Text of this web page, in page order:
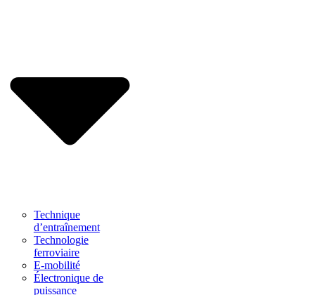
Technique
d’entraînement
Technologie
ferroviaire
E-mobilité
Électronique de
puissance